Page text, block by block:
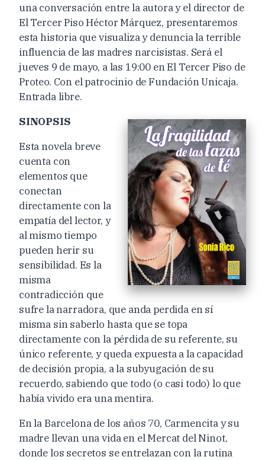
una conversación entre la autora y el director de
El Tercer Piso Héctor Márquez, presentaremos
esta historia que visualiza y denuncia la terrible
influencia de las madres narcisistas. Será el
jueves 9 de mayo, a las 19:00 en El Tercer Piso de
Proteo. Con el patrocinio de Fundación Unicaja.
Entrada libre.
SINOPSIS
Esta novela breve
cuenta con
elementos que
conectan
directamente con la
empatía del lector, y
al mismo tiempo
pueden herir su
sensibilidad. Es la
misma
contradicción que
sufre la narradora, que anda perdida en sí
misma sin saberlo hasta que se topa
directamente con la pérdida de su referente, su
único referente, y queda expuesta a la capacidad
de decisión propia, a la subyugación de su
recuerdo, sabiendo que todo (o casi todo) lo que
había vivido era una mentira.
En la Barcelona de los años 70, Carmencita y su
madre llevan una vida en el Mercat del Ninot,
donde los secretos se entrelazan con la rutina